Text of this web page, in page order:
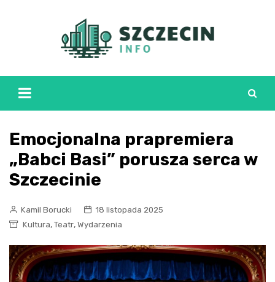
Emocjonalna prapremiera
„Babci Basi” porusza serca w
Szczecinie
Kamil Borucki
18 listopada 2025
Kultura, Teatr, Wydarzenia